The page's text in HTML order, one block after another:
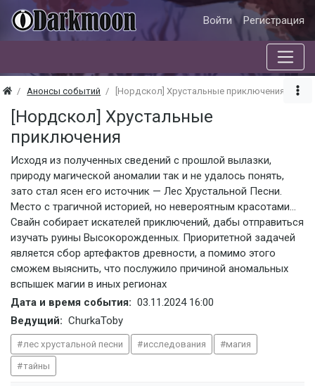
Войти Регистрация
Анонсы событий [Нордскол] Хрустальные приключения
[Нордскол] Хрустальные
приключения
Исходя из полученных сведений с прошлой вылазки,
природу магической аномалии так и не удалось понять,
зато стал ясен его источник — Лес Хрустальной Песни.
Место с трагичной историей, но невероятным красотами…
Свайн собирает искателей приключений, дабы отправиться
изучать руины Высокорожденных. Приоритетной задачей
является сбор артефактов древности, а помимо этого
сможем выяснить, что послужило причиной аномальных
вспышек магии в иных регионах
Дата и время события: 03.11.2024 16:00
Ведущий: ChurkaToby
лес хрустальной песни исследования магия
тайны